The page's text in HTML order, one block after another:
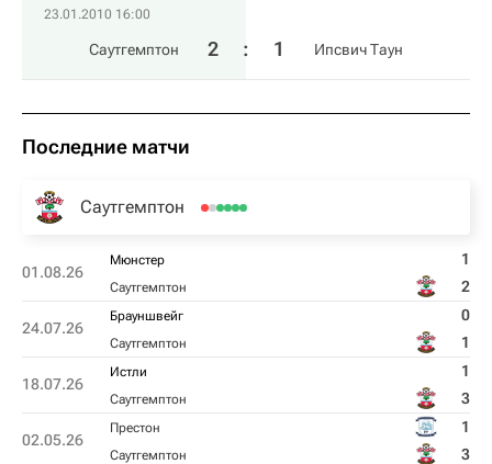
23.01.2010 16:00
Саутгемптон 2 : 1 Ипсвич Таун
Последние матчи
Саутгемптон
01.08.26
Мюнстер 1
Саутгемптон 2
24.07.26
Брауншвейг 0
Саутгемптон 1
18.07.26
Истли 1
Саутгемптон 3
02.05.26
Престон 1
Саутгемптон 3